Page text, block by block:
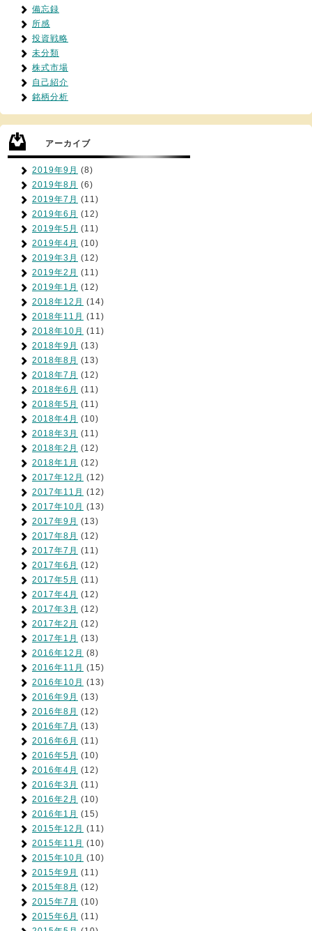
備忘録
所感
投資戦略
未分類
株式市場
自己紹介
銘柄分析
アーカイブ
2019年9月 (8)
2019年8月 (6)
2019年7月 (11)
2019年6月 (12)
2019年5月 (11)
2019年4月 (10)
2019年3月 (12)
2019年2月 (11)
2019年1月 (12)
2018年12月 (14)
2018年11月 (11)
2018年10月 (11)
2018年9月 (13)
2018年8月 (13)
2018年7月 (12)
2018年6月 (11)
2018年5月 (11)
2018年4月 (10)
2018年3月 (11)
2018年2月 (12)
2018年1月 (12)
2017年12月 (12)
2017年11月 (12)
2017年10月 (13)
2017年9月 (13)
2017年8月 (12)
2017年7月 (11)
2017年6月 (12)
2017年5月 (11)
2017年4月 (12)
2017年3月 (12)
2017年2月 (12)
2017年1月 (13)
2016年12月 (8)
2016年11月 (15)
2016年10月 (13)
2016年9月 (13)
2016年8月 (12)
2016年7月 (13)
2016年6月 (11)
2016年5月 (10)
2016年4月 (12)
2016年3月 (11)
2016年2月 (10)
2016年1月 (15)
2015年12月 (11)
2015年11月 (10)
2015年10月 (10)
2015年9月 (11)
2015年8月 (12)
2015年7月 (10)
2015年6月 (11)